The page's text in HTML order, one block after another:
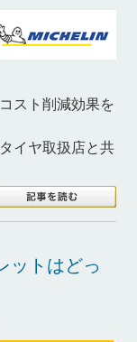
スト削減効果を
イヤ取扱店と共
ットはどっ